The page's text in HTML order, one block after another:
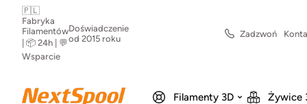
🇵🇱
Fabryka
Filamentów
| 📦 24h | 💬
Wsparcie
Doświadczenie
od 2015 roku
Zadzwoń
Filamenty 3D Żywice